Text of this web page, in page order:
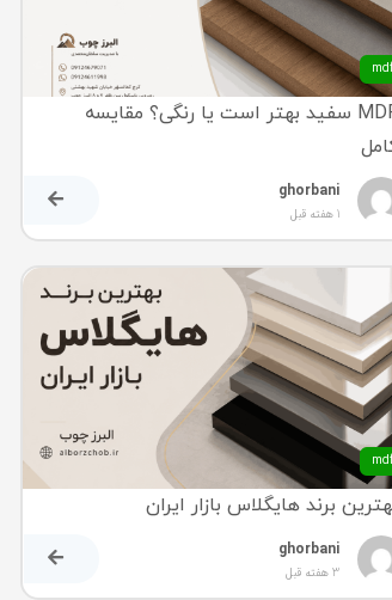
mdf
MDF سفید بهتر است یا رنگی؟ مقایسه
ghorbani
1 هفته قبل
mdf
برند هایگلاس بازار ایران
ghorbani
3 هفته قبل